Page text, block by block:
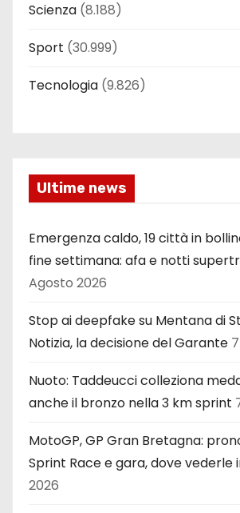
Scienza (8.188)
Sport (30.999)
Tecnologia (9.826)
Ultime news
Emergenza caldo, 19 città in
fine settimana: afa e notti
Agosto 2026
Stop ai deepfake su Mentana di
Notizia, la decisione del Garante
Nuoto: Taddeucci colleziona
anche il bronzo nella 3 km sprint
MotoGP, GP Gran Bretagna:
Sprint Race e gara, dove vederle
2026